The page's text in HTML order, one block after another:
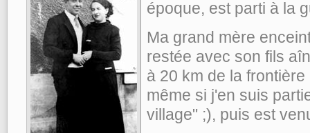
époque, est parti à la
Ma grand mère
restée avec son fils
à 20 km de la
même si j'en suis
village" ;), puis est